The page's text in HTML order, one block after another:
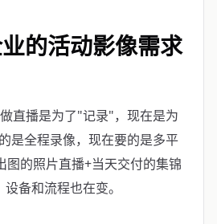
的活动影像需求
直播是为了"记录"，现在是为
是全程录像，现在要的是多平
图的照片直播+当天交付的集锦
备和流程也在变。